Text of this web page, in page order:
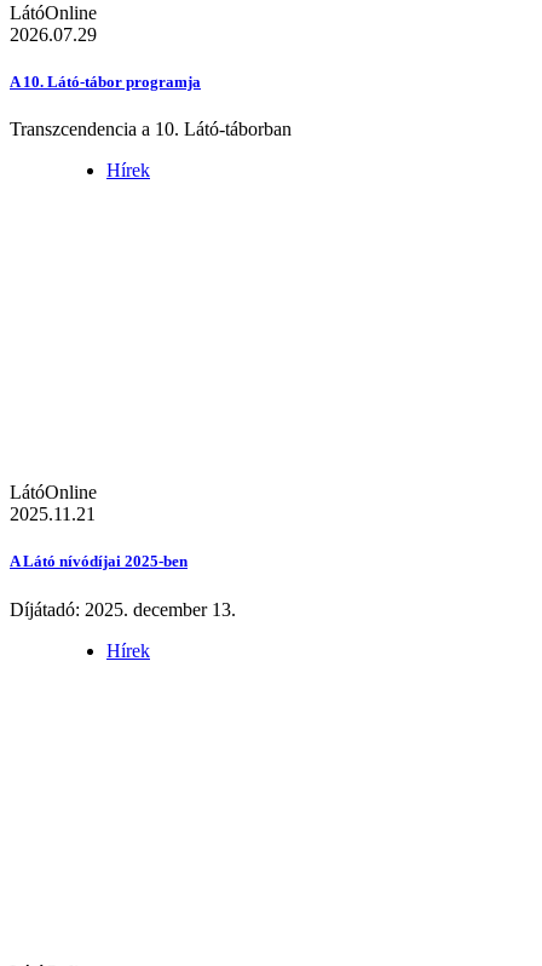
LátóOnline
2026.07.29
A 10. Látó-tábor programja
Transzcendencia a 10. Látó-táborban
Hírek
LátóOnline
2025.11.21
A Látó nívódíjai 2025-ben
Díjátadó: 2025. december 13.
Hírek